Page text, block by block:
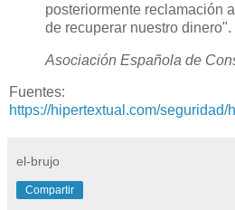
posteriormente reclamación
de recuperar nuestro dinero".
Asociación Española de
Fuentes:
https://hipertextual.com/seguridad/
el-brujo
Compartir